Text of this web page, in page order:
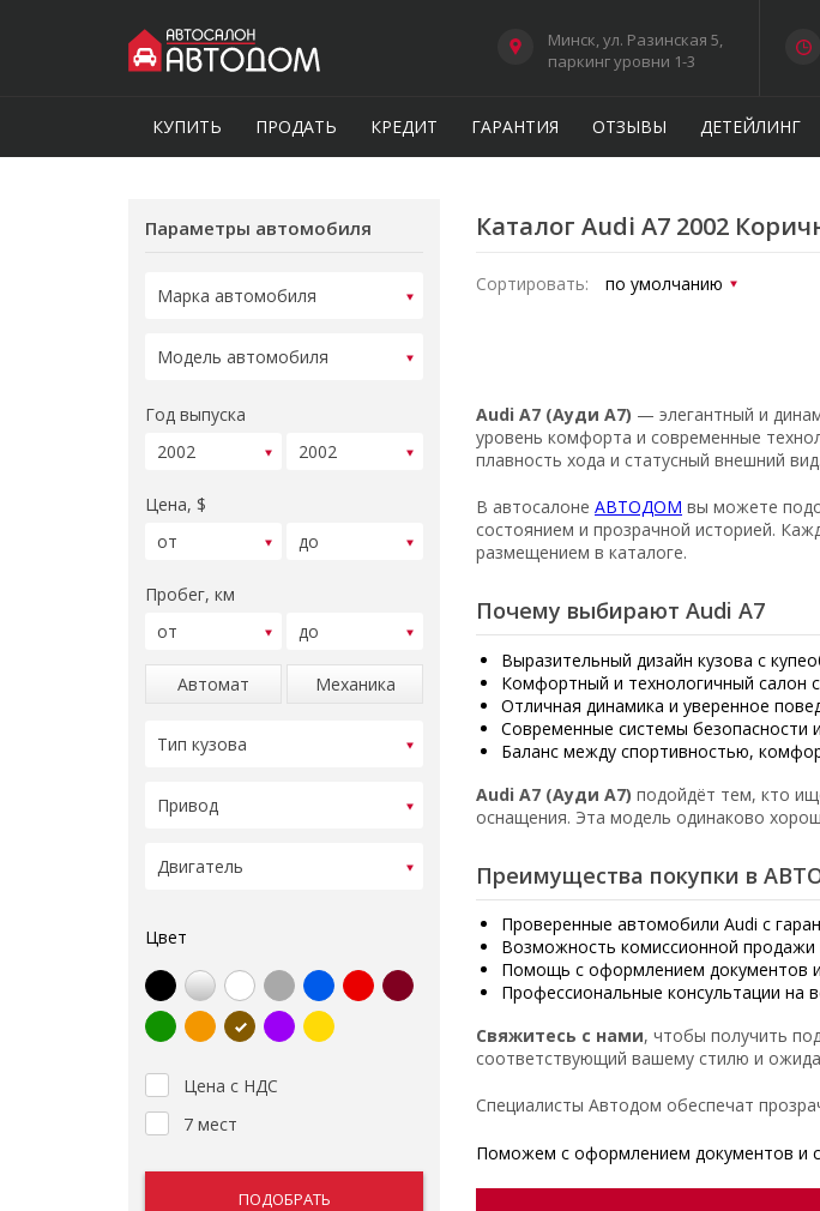
Минск, ул. Разинская 5,
паркинг уровни 1-3
КУПИТЬ ПРОДАТЬ КРЕДИТ ГАРАНТИЯ ОТЗЫВЫ ДЕТЕЙЛИНГ
Параметры автомобиля
Год выпуска
Цена, $
Пробег, км
Автомат Механика
Цвет
Цена с НДС
7 мест
Каталог Audi A7 2002
Сортировать:
Audi A7 (Ауди А7) — элегантный и
уровень комфорта и современные
плавность хода и статусный внешний вид.
В автосалоне АВТОДОМ вы можете
состоянием и прозрачной историей.
размещением в каталоге.
Почему выбирают Audi A7
Выразительный дизайн кузова с
Комфортный и технологичный салон
Отличная динамика и уверенное
Современные системы безопасности
Баланс между спортивностью,
Audi A7 (Ауди А7) подойдёт тем, кто
оснащения. Эта модель одинаково
Преимущества покупки в
Проверенные автомобили Audi с
Возможность комиссионной
Помощь с оформлением документов и
Профессиональные консультации на
Свяжитесь с нами, чтобы получить
соответствующий вашему стилю и
Специалисты Автодом обеспечат
Поможем с оформлением документов и